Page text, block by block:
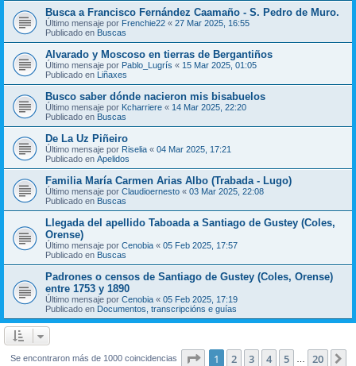
Busca a Francisco Fernández Caamaño - S. Pedro de Muro.
Último mensaje por Frenchie22 « 27 Mar 2025, 16:55
Publicado en Buscas
Alvarado y Moscoso en tierras de Bergantiños
Último mensaje por Pablo_Lugrís « 15 Mar 2025, 01:05
Publicado en Liñaxes
Busco saber dónde nacieron mis bisabuelos
Último mensaje por Kcharriere « 14 Mar 2025, 22:20
Publicado en Buscas
De La Uz Piñeiro
Último mensaje por Riselia « 04 Mar 2025, 17:21
Publicado en Apelidos
Familia María Carmen Arias Albo (Trabada - Lugo)
Último mensaje por Claudioernesto « 03 Mar 2025, 22:08
Publicado en Buscas
Llegada del apellido Taboada a Santiago de Gustey (Coles,
Orense)
Último mensaje por Cenobia « 05 Feb 2025, 17:57
Publicado en Buscas
Padrones o censos de Santiago de Gustey (Coles, Orense)
entre 1753 y 1890
Último mensaje por Cenobia « 05 Feb 2025, 17:19
Publicado en Documentos, transcripcións e guías
Se encontraron más de 1000 coincidencias Página de 20
1 2 3 4 5 20